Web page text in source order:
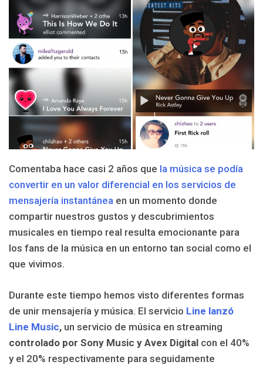
Comentaba hace casi 2 años que la música se podía
convertir en un valor diferencial en los servicios de
mensajería instantánea en un momento donde
compartir nuestros gustos y descubrimientos
musicales en tiempo real resulta emocionante para
los fans de la música en un entorno tan social como el
que vivimos.
Durante este tiempo hemos visto diferentes formas
de unir mensajería y música. El servicio Line lanzó
Line Music, un servicio de música en streaming
controlado por Sony Music y Avex Digital con el 40%
y el 20% respectivamente para seguidamente